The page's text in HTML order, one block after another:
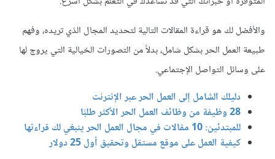
والأفضل لك هو قراءة المقالات التالية لتحديد المجال الذي تريده، وفهم
طبيعة العمل الحر بشكل شامل، بدلاً من التصورات الخيالية التي يروج لها
على وسائل التواصل الإجتماعي.
دليلك الشامل إلى العمل الحر عبر الإنترنت
28 وظيفة من وظائف العمل الحر الأكثر طلبًا
للمبتدئين: 10 مقالات في مجال العمل الحر ينبغي لك قراءتها
كيفية العمل على موقع مستقل وتحقيق أول 25 دولار